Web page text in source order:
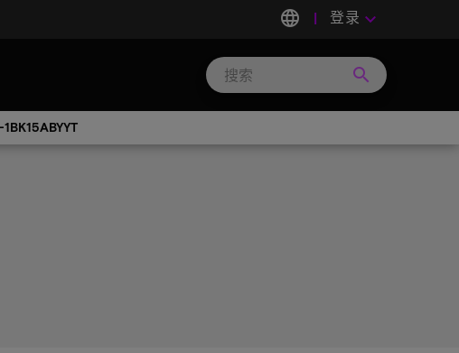
language 登录 keyboard_arrow_down
search